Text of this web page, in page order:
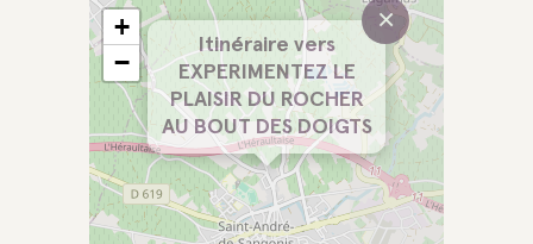
Itinéraire vers
EXPERIMENTEZ LE
PLAISIR DU ROCHER
AU BOUT DES DOIGTS
×
+
−